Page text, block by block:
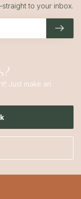
Just make an
to your inbox.